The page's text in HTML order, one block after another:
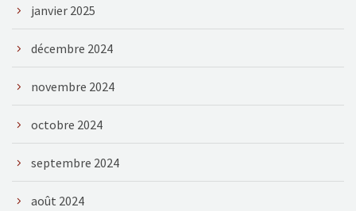
janvier 2025
décembre 2024
novembre 2024
octobre 2024
septembre 2024
août 2024